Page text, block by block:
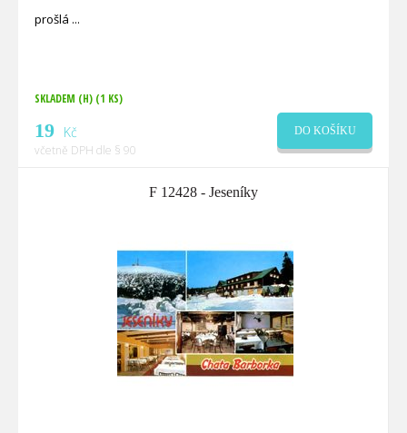
prošlá
SKLADEM (H) (1 KS)
19 Kč
včetně DPH dle § 90
DO KOŠÍKU
F 12428 - Jeseníky